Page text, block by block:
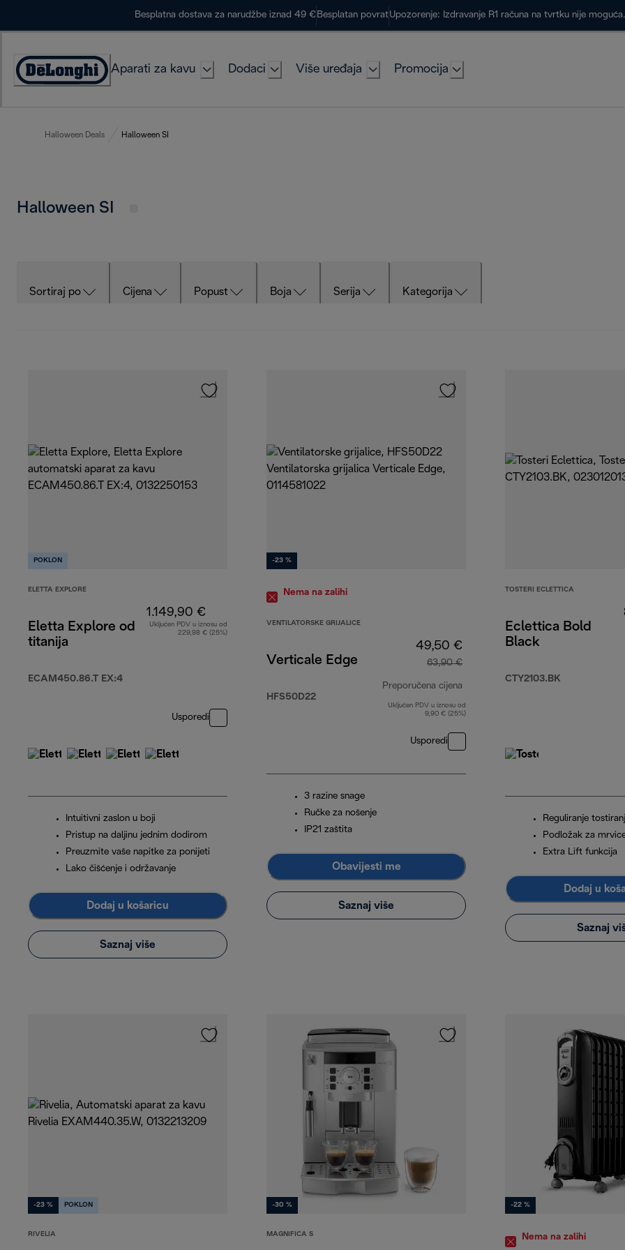
Besplatna dostava za narudžbe iznad 49 € Besplatan povratUpozorenje: Izdravanje R1 računa na tvrtku nije
Accessibility
Aparati za kavu Dodaci Više uređaja Promocija
Halloween Deals Halloween SI
Halloween SI
Sortiraj po Cijena Popust Boja Serija Kategorija
POKLON
ELETTA EXPLORE
Eletta Explore od
titanija
ECAM450.86.T EX:4
1.149,90 €
Uključen PDV u iznosu od
229,98 € (25%)
Usporedi
Intuitivni zaslon u boji
Pristup na daljinu jednim dodirom
Preuzmite vaše napitke za ponijeti
Lako čišćenje i održavanje
Dodaj u košaricu
Saznaj više
-23 %
Nema na zalihi
VENTILATORSKE GRIJALICE
Verticale Edge
HFS50D22
49,50 €
63,90 €
Preporučena cijena
izvorna cijena 63,90 €
Uključen PDV u iznosu od
9,90 € (25%)
Usporedi
3 razine snage
Ručke za nošenje
IP21 zaštita
Obavijesti me
Saznaj više
TOSTERI ECLETTICA
Eclettica Bold
Black
CTY2103.BK
Reguliranje
Podložak za
Extra Lift funkcija
Dodaj u
Saznaj
-23 % POKLON
RIVELIA
-30 %
MAGNIFICA S
-22 %
Nema na zalihi